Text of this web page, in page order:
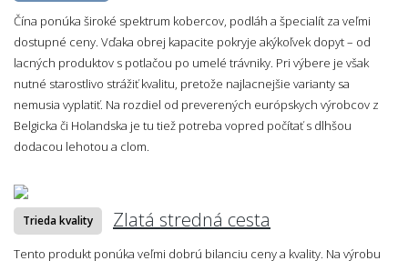
Čína ponúka široké spektrum kobercov, podláh a špecialít za veľmi
dostupné ceny. Vďaka obrej kapacite pokryje akýkoľvek dopyt – od
lacných produktov s potlačou po umelé trávniky. Pri výbere je však
nutné starostlivo strážiť kvalitu, pretože najlacnejšie varianty sa
nemusia vyplatiť. Na rozdiel od preverených európskych výrobcov z
Belgicka či Holandska je tu tiež potreba vopred počítať s dlhšou
dodacou lehotou a clom.
Trieda kvality Zlatá stredná cesta
Tento produkt ponúka veľmi dobrú bilanciu ceny a kvality. Na výrobu